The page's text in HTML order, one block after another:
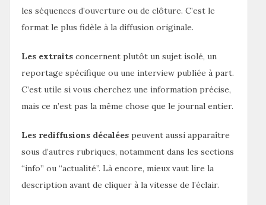
les séquences d’ouverture ou de clôture. C’est le
format le plus fidèle à la diffusion originale.
Les extraits concernent plutôt un sujet isolé, un
reportage spécifique ou une interview publiée à part.
C’est utile si vous cherchez une information précise,
mais ce n’est pas la même chose que le journal entier.
Les rediffusions décalées peuvent aussi apparaître
sous d’autres rubriques, notamment dans les sections
“info” ou “actualité”. Là encore, mieux vaut lire la
description avant de cliquer à la vitesse de l’éclair.